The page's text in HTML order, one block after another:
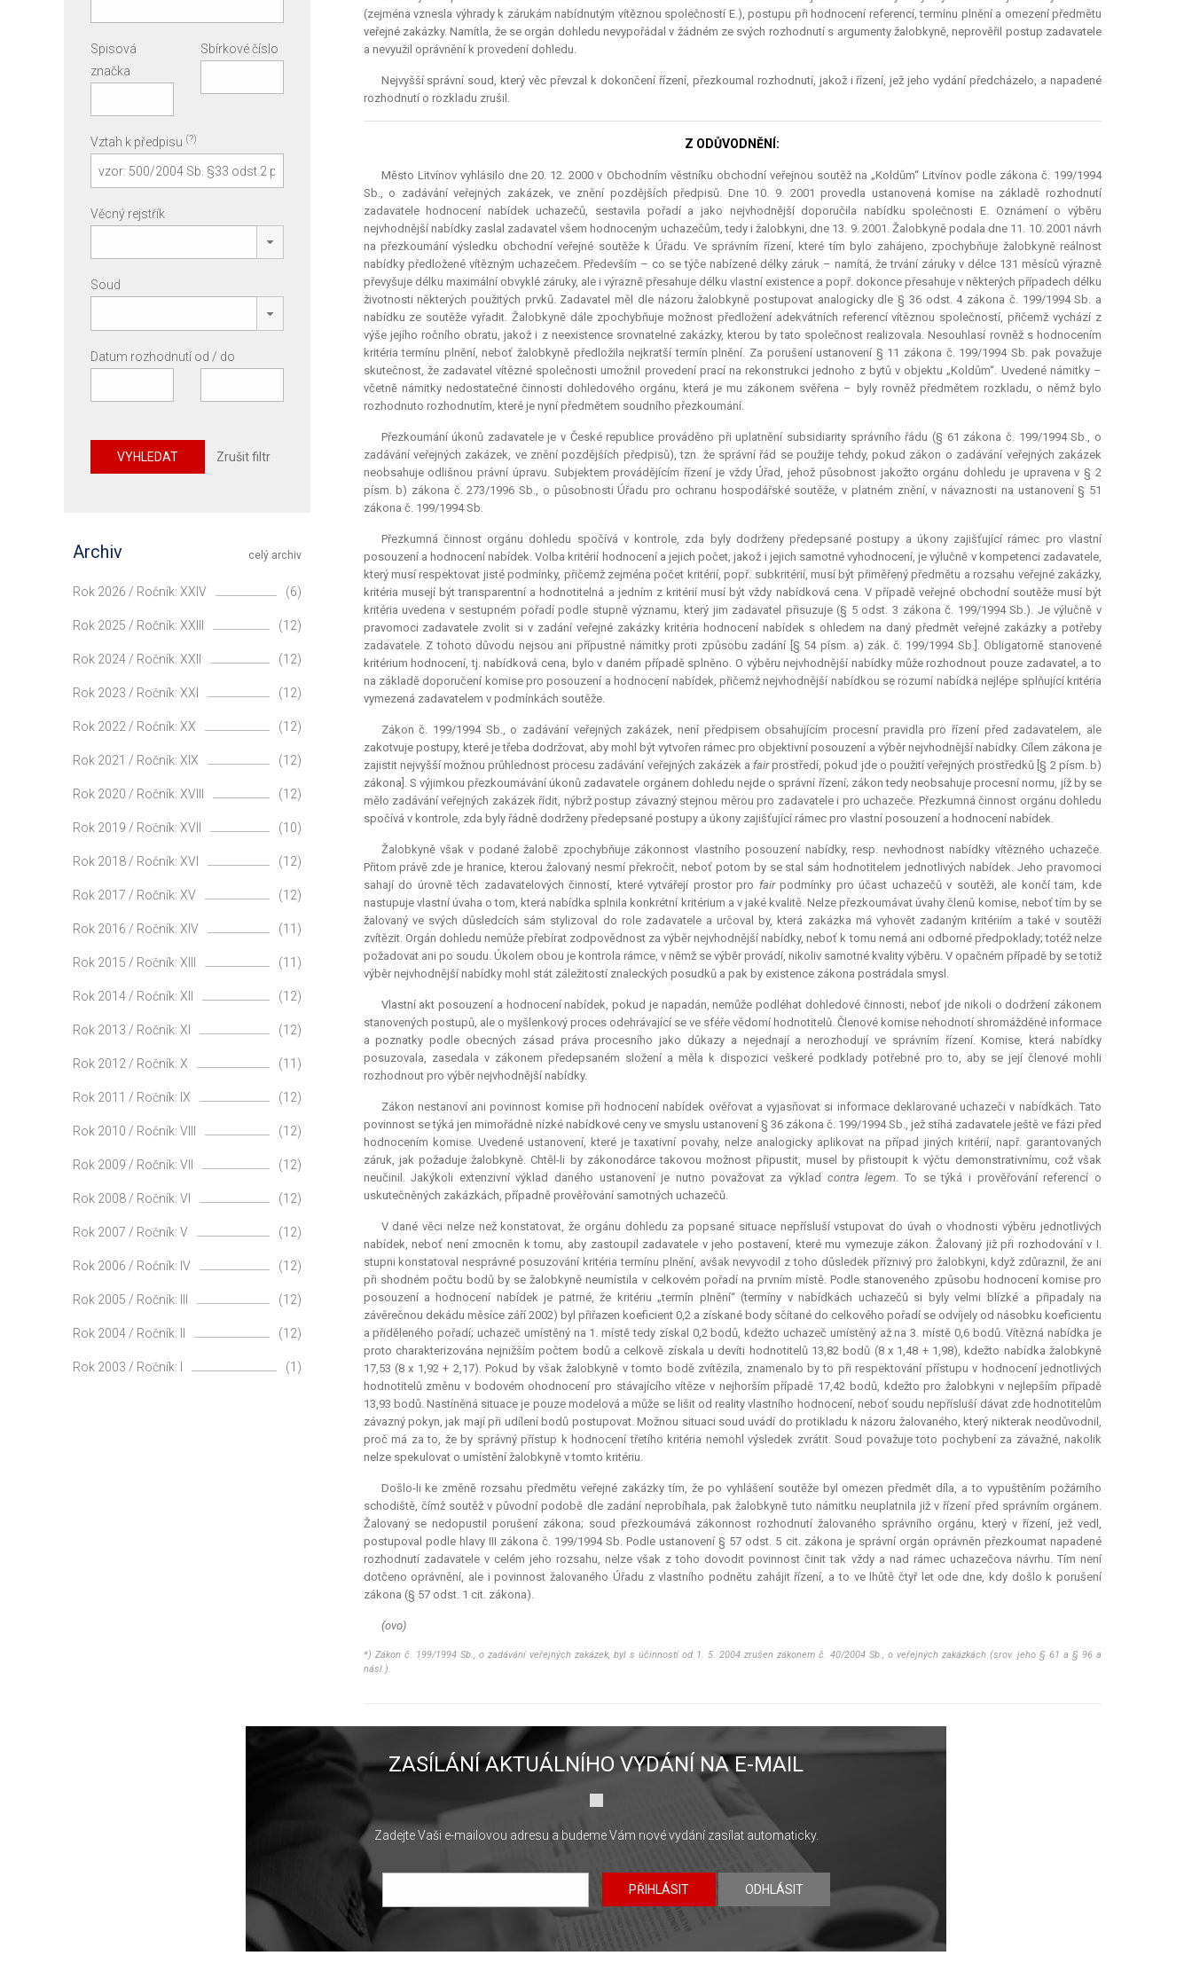
(zejména vznesla výhrady k zárukám nabídnutým vítěznou společností E.), postupu při hodnocení referencí, termínu plnění a omezení předmětu
veřejné zakázky. Namítla, že se orgán dohledu nevypořádal v žádném ze svých rozhodnutí s argumenty žalobkyně, neprověřil postup zadavatele
a nevyužil oprávnění k provedení dohledu.
Nejvyšší správní soud, který věc převzal k dokončení řízení, přezkoumal rozhodnutí, jakož i řízení, jež jeho vydání předcházelo, a napadené
rozhodnutí o rozkladu zrušil.
Z ODŮVODNĚNÍ:
Město Litvínov vyhlásilo dne 20. 12. 2000 v Obchodním věstníku obchodní veřejnou soutěž na „Koldům“ Litvínov podle zákona č. 199/1994
Sb., o zadávání veřejných zakázek, ve znění pozdějších předpisů. Dne 10. 9. 2001 provedla ustanovená komise na základě rozhodnutí
zadavatele hodnocení nabídek uchazečů, sestavila pořadí a jako nejvhodnější doporučila nabídku společnosti E. Oznámení o výběru
nejvhodnější nabídky zaslal zadavatel všem hodnoceným uchazečům, tedy i žalobkyni, dne 13. 9. 2001. Žalobkyně podala dne 11. 10. 2001 návrh
na přezkoumání výsledku obchodní veřejné soutěže k Úřadu. Ve správním řízení, které tím bylo zahájeno, zpochybňuje žalobkyně reálnost
nabídky předložené vítězným uchazečem. Především – co se týče nabízené délky záruk – namítá, že trvání záruky v délce 131 měsíců výrazně
převyšuje délku maximální obvyklé záruky, ale i výrazně přesahuje délku vlastní existence a popř. dokonce přesahuje v některých případech délku
životnosti některých použitých prvků. Zadavatel měl dle názoru žalobkyně postupovat analogicky dle § 36 odst. 4 zákona č. 199/1994 Sb. a
nabídku ze soutěže vyřadit. Žalobkyně dále zpochybňuje možnost předložení adekvátních referencí vítěznou společností, přičemž vychází z
výše jejího ročního obratu, jakož i z neexistence srovnatelné zakázky, kterou by tato společnost realizovala. Nesouhlasí rovněž s hodnocením
kritéria termínu plnění, neboť žalobkyně předložila nejkratší termín plnění. Za porušení ustanovení § 11 zákona č. 199/1994 Sb. pak považuje
skutečnost, že zadavatel vítězné společnosti umožnil provedení prací na rekonstrukci jednoho z bytů v objektu „Koldům“. Uvedené námitky –
včetně námitky nedostatečné činnosti dohledového orgánu, která je mu zákonem svěřena – byly rovněž předmětem rozkladu, o němž bylo
rozhodnuto rozhodnutím, které je nyní předmětem soudního přezkoumání.
Přezkoumání úkonů zadavatele je v České republice prováděno při uplatnění subsidiarity správního řádu (§ 61 zákona č. 199/1994 Sb., o
zadávání veřejných zakázek, ve znění pozdějších předpisů), tzn. že správní řád se použije tehdy, pokud zákon o zadávání veřejných zakázek
neobsahuje odlišnou právní úpravu. Subjektem provádějícím řízení je vždy Úřad, jehož působnost jakožto orgánu dohledu je upravena v § 2
písm. b) zákona č. 273/1996 Sb., o působnosti Úřadu pro ochranu hospodářské soutěže, v platném znění, v návaznosti na ustanovení § 51
zákona č. 199/1994 Sb.
Přezkumná činnost orgánu dohledu spočívá v kontrole, zda byly dodrženy předepsané postupy a úkony zajišťující rámec pro vlastní
posouzení a hodnocení nabídek. Volba kritérií hodnocení a jejich počet, jakož i jejich samotné vyhodnocení, je výlučně v kompetenci zadavatele,
který musí respektovat jisté podmínky, přičemž zejména počet kritérií, popř. subkritérií, musí být přiměřený předmětu a rozsahu veřejné zakázky,
kritéria musejí být transparentní a hodnotitelná a jedním z kritérií musí být vždy nabídková cena. V případě veřejné obchodní soutěže musí být
kritéria uvedena v sestupném pořadí podle stupně významu, který jim zadavatel přisuzuje (§ 5 odst. 3 zákona č. 199/1994 Sb.). Je výlučně v
pravomoci zadavatele zvolit si v zadání veřejné zakázky kritéria hodnocení nabídek s ohledem na daný předmět veřejné zakázky a potřeby
zadavatele. Z tohoto důvodu nejsou ani přípustné námitky proti způsobu zadání [§ 54 písm. a) zák. č. 199/1994 Sb.]. Obligatorně stanovené
kritérium hodnocení, tj. nabídková cena, bylo v daném případě splněno. O výběru nejvhodnější nabídky může rozhodnout pouze zadavatel, a to
na základě doporučení komise pro posouzení a hodnocení nabídek, přičemž nejvhodnější nabídkou se rozumí nabídka nejlépe splňující kritéria
vymezená zadavatelem v podmínkách soutěže.
Zákon č. 199/1994 Sb., o zadávání veřejných zakázek, není předpisem obsahujícím procesní pravidla pro řízení před zadavatelem, ale
zakotvuje postupy, které je třeba dodržovat, aby mohl být vytvořen rámec pro objektivní posouzení a výběr nejvhodnější nabídky. Cílem zákona je
zajistit nejvyšší možnou průhlednost procesu zadávání veřejných zakázek afairprostředí, pokud jde o použití veřejných prostředků [§ 2 písm. b)
zákona]. S výjimkou přezkoumávání úkonů zadavatele orgánem dohledu nejde o správní řízení; zákon tedy neobsahuje procesní normu, jíž by se
mělo zadávání veřejných zakázek řídit, nýbrž postup závazný stejnou měrou pro zadavatele i pro uchazeče. Přezkumná činnost orgánu dohledu
spočívá v kontrole, zda byly řádně dodrženy předepsané postupy a úkony zajišťující rámec pro vlastní posouzení a hodnocení nabídek.
Žalobkyně však v podané žalobě zpochybňuje zákonnost vlastního posouzení nabídky, resp. nevhodnost nabídky vítězného uchazeče.
Přitom právě zde je hranice, kterou žalovaný nesmí překročit, neboť potom by se stal sám hodnotitelem jednotlivých nabídek. Jeho pravomoci
sahají do úrovně těch zadavatelových činností, které vytvářejí prostor pro fairpodmínky pro účast uchazečů v soutěži, ale končí tam, kde
nastupuje vlastní úvaha o tom, která nabídka splnila konkrétní kritérium a v jaké kvalitě. Nelze přezkoumávat úvahy členů komise, neboť tím by se
žalovaný ve svých důsledcích sám stylizoval do role zadavatele a určoval by, která zakázka má vyhovět zadaným kritériím a také v soutěži
zvítězit. Orgán dohledu nemůže přebírat zodpovědnost za výběr nejvhodnější nabídky, neboť k tomu nemá ani odborné předpoklady; totéž nelze
požadovat ani po soudu. Úkolem obou je kontrola rámce, v němž se výběr provádí, nikoliv samotné kvality výběru. V opačném případě by se totiž
výběr nejvhodnější nabídky mohl stát záležitostí znaleckých posudků a pak by existence zákona postrádala smysl.
Vlastní akt posouzení a hodnocení nabídek, pokud je napadán, nemůže podléhat dohledové činnosti, neboť jde nikoli o dodržení zákonem
stanovených postupů, ale o myšlenkový proces odehrávající se ve sféře vědomí hodnotitelů. Členové komise nehodnotí shromážděné informace
a poznatky podle obecných zásad práva procesního jako důkazy a nejednají a nerozhodují ve správním řízení. Komise, která nabídky
posuzovala, zasedala v zákonem předepsaném složení a měla k dispozici veškeré podklady potřebné pro to, aby se její členové mohli
rozhodnout pro výběr nejvhodnější nabídky.
Zákon nestanoví ani povinnost komise při hodnocení nabídek ověřovat a vyjasňovat si informace deklarované uchazeči v nabídkách. Tato
povinnost se týká jen mimořádně nízké nabídkové ceny ve smyslu ustanovení § 36 zákona č. 199/1994 Sb., jež stíhá zadavatele ještě ve fázi před
hodnocením komise. Uvedené ustanovení, které jetaxativní povahy, nelze analogicky aplikovat na případ jiných kritérií, např. garantovaných
záruk, jak požaduje žalobkyně. Chtěl-li by zákonodárce takovou možnost připustit, musel by přistoupit k výčtu demonstrativnímu, což však
neučinil. Jakýkoli extenzivní výklad daného ustanovení je nutno považovat za výklad contra legem. To se týká i prověřování referencí o
uskutečněných zakázkách, případně prověřování samotných uchazečů.
V dané věci nelze než konstatovat, že orgánu dohledu za popsané situace nepřísluší vstupovat do úvah o vhodnosti výběru jednotlivých
nabídek, neboť není zmocněn k tomu, aby zastoupil zadavatele v jeho postavení, které mu vymezuje zákon. Žalovaný již při rozhodování v I.
stupni konstatoval nesprávné posuzování kritéria termínu plnění, avšak nevyvodil z toho důsledek příznivý pro žalobkyni, když zdůraznil, že ani
při shodném počtu bodů by se žalobkyně neumístila v celkovém pořadí na prvním místě. Podle stanoveného způsobu hodnocení komise pro
posouzení a hodnocení nabídek je patrné, že kritériu „termín plnění“ (termíny v nabídkách uchazečů si byly velmi blízké a připadaly na
závěrečnou dekádu měsíce září 2002) byl přiřazen koeficient 0,2 a získané body sčítané do celkového pořadí se odvíjely od násobku koeficientu
a přiděleného pořadí; uchazeč umístěný na 1. místě tedy získal 0,2 bodů, kdežto uchazeč umístěný až na 3. místě 0,6 bodů. Vítězná nabídka je
proto charakterizována nejnižším počtem bodů a celkově získala u devíti hodnotitelů 13,82 bodů (8 x 1,48 + 1,98), kdežto nabídka žalobkyně
17,53 (8 x 1,92 + 2,17). Pokud by však žalobkyně v tomto bodě zvítězila, znamenalo by to při respektování přístupu v hodnocení jednotlivých
hodnotitelů změnu v bodovém ohodnocení pro stávajícího vítěze v nejhorším případě 17,42 bodů, kdežto pro žalobkyni v nejlepším případě
13,93 bodů. Nastíněná situace je pouze modelová a může se lišit od reality vlastního hodnocení, neboť soudu nepřísluší dávat zde hodnotitelům
závazný pokyn, jak mají při udílení bodů postupovat. Možnou situaci soud uvádí do protikladu k názoru žalovaného, který nikterak neodůvodnil,
proč má za to, že by správný přístup k hodnocení třetího kritéria nemohl výsledek zvrátit. Soud považuje toto pochybení za závažné, nakolik
nelze spekulovat o umístění žalobkyně v tomto kritériu.
Došlo-li ke změně rozsahu předmětu veřejné zakázky tím, že po vyhlášení soutěže byl omezen předmět díla, a to vypuštěním požárního
schodiště, čímž soutěž v původní podobě dle zadání neprobíhala, pak žalobkyně tuto námitku neuplatnila již v řízení před správním orgánem.
Žalovaný se nedopustil porušení zákona; soud přezkoumává zákonnost rozhodnutí žalovaného správního orgánu, který v řízení, jež vedl,
postupoval podle hlavy III zákona č. 199/1994 Sb. Podle ustanovení § 57 odst. 5 cit. zákona je správní orgán oprávněn přezkoumat napadené
rozhodnutí zadavatele v celém jeho rozsahu, nelze však z toho dovodit povinnost činit tak vždy a nad rámec uchazečova návrhu. Tím není
dotčeno oprávnění, ale i povinnost žalovaného Úřadu z vlastního podnětu zahájit řízení, a to ve lhůtě čtyř let ode dne, kdy došlo k porušení
zákona (§ 57 odst. 1 cit. zákona).
(ovo)
*) Zákon č. 199/1994 Sb., o zadávání veřejných zakázek, byl s účinností od 1. 5. 2004 zrušen zákonem č. 40/2004 Sb., o veřejných zakázkách (srov. jeho § 61 a § 96 a
násl.).
Spisová
značka
Sbírkové číslo
Vztah k předpisu (?)
Věcný rejstřík
Soud
Datum rozhodnutí od / do
VYHLEDAT Zrušit filtr
celý archiv
Archiv
Rok 2026 / Ročník: XXIV (6)
Rok 2025 / Ročník: XXIII (12)
Rok 2024 / Ročník: XXII (12)
Rok 2023 / Ročník: XXI (12)
Rok 2022 / Ročník: XX (12)
Rok 2021 / Ročník: XIX (12)
Rok 2020 / Ročník: XVIII (12)
Rok 2019 / Ročník: XVII (10)
Rok 2018 / Ročník: XVI (12)
Rok 2017 / Ročník: XV (12)
Rok 2016 / Ročník: XIV (11)
Rok 2015 / Ročník: XIII (11)
Rok 2014 / Ročník: XII (12)
Rok 2013 / Ročník: XI (12)
Rok 2012 / Ročník: X (11)
Rok 2011 / Ročník: IX (12)
Rok 2010 / Ročník: VIII (12)
Rok 2009 / Ročník: VII (12)
Rok 2008 / Ročník: VI (12)
Rok 2007 / Ročník: V (12)
Rok 2006 / Ročník: IV (12)
Rok 2005 / Ročník: III (12)
Rok 2004 / Ročník: II (12)
Rok 2003 / Ročník: I (1)
ZASÍLÁNÍ AKTUÁLNÍHO VYDÁNÍ NA E-MAIL
Zadejte Vaši e-mailovou adresu a budeme Vám nové vydání zasílat automaticky.
PŘIHLÁSIT ODHLÁSIT